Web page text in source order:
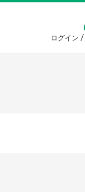
ログイン /